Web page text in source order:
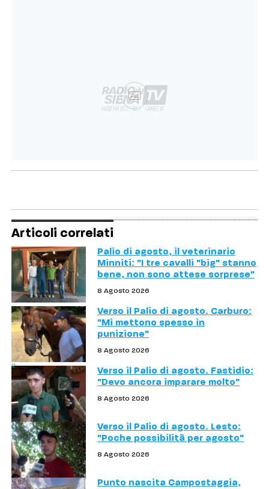
Ad
Articoli correlati
Palio di agosto, il veterinario
Minniti: "I tre cavalli "big" stanno
bene, non sono attese sorprese"
8 Agosto 2026
Verso il Palio di agosto. Carburo:
"Mi mettono spesso in
punizione"
8 Agosto 2026
Verso il Palio di agosto. Fastidio:
"Devo ancora imparare molto"
8 Agosto 2026
Verso il Palio di agosto. Lesto:
"Poche possibilità per agosto"
8 Agosto 2026
Punto nascita Campostaggia,